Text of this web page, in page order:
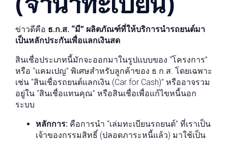
ข่าวดีคือ ธ.ก.ส. “มี” ผลิตภัณฑ์ที่ให้บริการนำรถยนต์มา
เป็นหลักประกันเพื่อแลกเงินสด
สินเชื่อประเภทนี้มักจะออกมาในรูปแบบของ “โครงการ”
หรือ “แคมเปญ” พิเศษสำหรับลูกค้าของ ธ.ก.ส. โดยเฉพาะ
เช่น “สินเชื่อรถยนต์แลกเงิน (Car for Cash)” หรืออาจรวม
อยู่ใน “สินเชื่อแทนคุณ” หรือสินเชื่อเพื่อแก้ไขหนี้นอก
ระบบ
หลักการ: คือการนำ “เล่มทะเบียนรถยนต์” ที่เราเป็น
เจ้าของกรรมสิทธิ์ (ปลอดภาระหนี้แล้ว) มาใช้เป็น